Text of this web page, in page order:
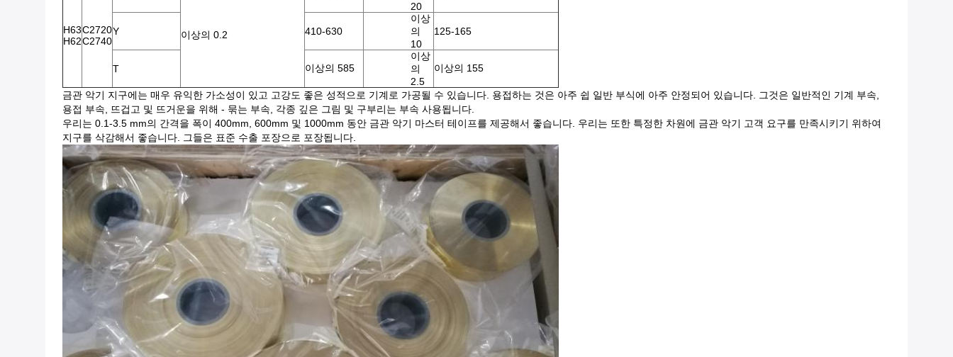
H63
H62
C2720
C2740
이상의 0.2
20
Y 410-630
이상
의
10
125-165
T 이상의 585
이상
의
2.5
이상의 155
금관 악기 지구에는 매우 유익한 가소성이 있고 고강도 좋은 성적으로 기계로 가공될 수 있습니다. 용접하는 것은 아주 쉽 일반 부식에 아주 안정되어 있습니다. 그것은 일반적인 기계 부속,
용접 부속, 뜨겁고 및 뜨거운을 위해 - 묶는 부속, 각종 깊은 그림 및 구부리는 부속 사용됩니다.
우리는 0.1-3.5 mm의 간격을 폭이 400mm, 600mm 및 1000mm 동안 금관 악기 마스터 테이프를 제공해서 좋습니다. 우리는 또한 특정한 차원에 금관 악기 고객 요구를 만족시키기 위하여
지구를 삭감해서 좋습니다. 그들은 표준 수출 포장으로 포장됩니다.